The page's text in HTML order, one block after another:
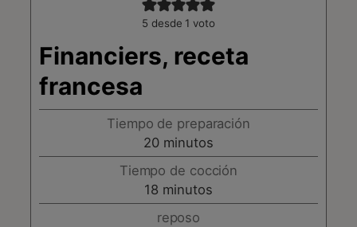
5 desde 1 voto
Financiers, receta
francesa
Tiempo de preparación
20minutos
minutos
Tiempo de cocción
18 minutos
minutos
reposo